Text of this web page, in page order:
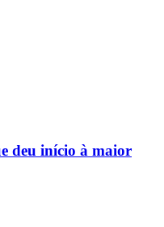
deu início à maior